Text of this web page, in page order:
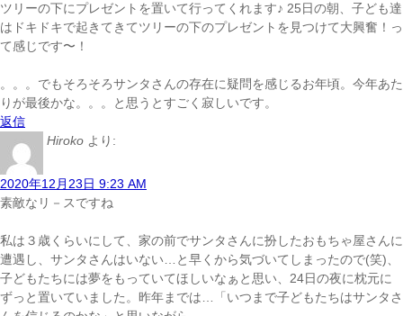
ツリーの下にプレゼントを置いて行ってくれます♪ 25日の朝、子ども達
はドキドキで起きてきてツリーの下のプレゼントを見つけて大興奮！っ
て感じです〜！
。。。でもそろそろサンタさんの存在に疑問を感じるお年頃。今年あた
りが最後かな。。。と思うとすごく寂しいです。
返信
Hiroko より:
2020年12月23日 9:23 AM
素敵なリ－スですね
私は３歳くらいにして、家の前でサンタさんに扮したおもちゃ屋さんに
遭遇し、サンタさんはいない…と早くから気づいてしまったので(笑)、
子どもたちには夢をもっていてほしいなぁと思い、24日の夜に枕元に
ずっと置いていました。昨年までは…「いつまで子どもたちはサンタさ